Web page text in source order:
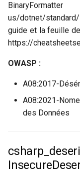
BinaryFormatter
us/dotnet/
guide et la feuille
https://
OWASP :
A08:2017-
A08:2021-
des Données